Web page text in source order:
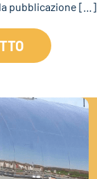
pubblicazione […]